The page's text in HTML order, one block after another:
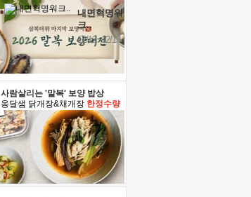
내면혁명워
크..
12/12~12/13
사람살리는 '말복' 보양 밥상
옹달샘 닭개장&채개장 한정수량